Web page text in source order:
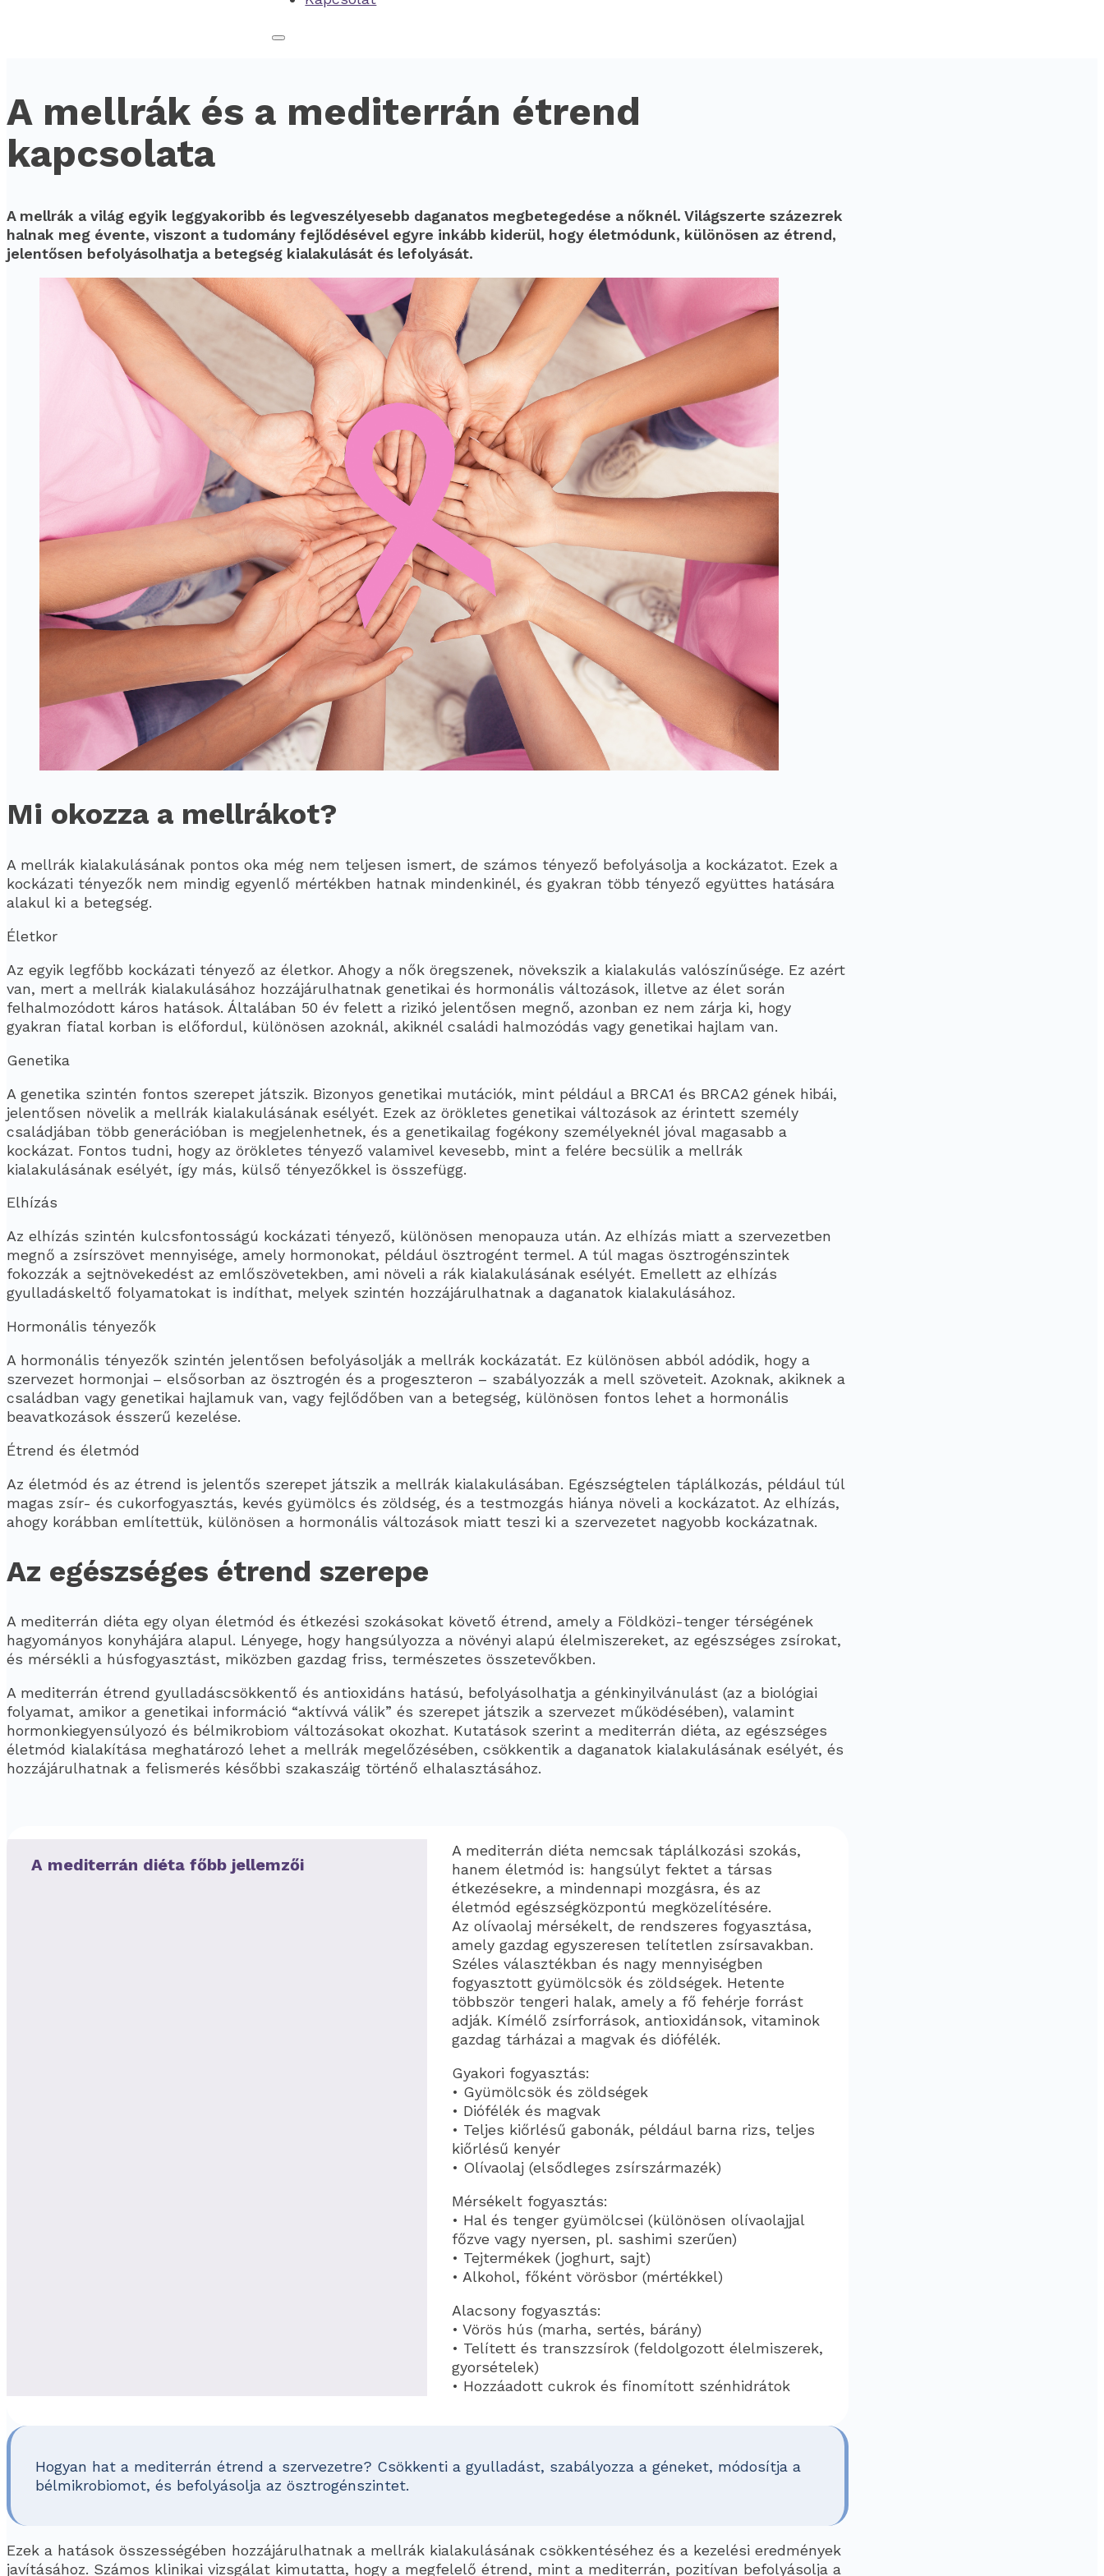
A mellrák és a mediterrán étrend
kapcsolata
A mellrák a világ egyik leggyakoribb és legveszélyesebb daganatos megbetegedése a nőknél. Világszerte százezrek
halnak meg évente, viszont a tudomány fejlődésével egyre inkább kiderül, hogy életmódunk, különösen az étrend,
jelentősen befolyásolhatja a betegség kialakulását és lefolyását.
Mi okozza a mellrákot?
A mellrák kialakulásának pontos oka még nem teljesen ismert, de számos tényező befolyásolja a kockázatot. Ezek a
kockázati tényezők nem mindig egyenlő mértékben hatnak mindenkinél, és gyakran több tényező együttes hatására
alakul ki a betegség.
Életkor
Az egyik legfőbb kockázati tényező az életkor. Ahogy a nők öregszenek, növekszik a kialakulás valószínűsége. Ez azért
van, mert a mellrák kialakulásához hozzájárulhatnak genetikai és hormonális változások, illetve az élet során
felhalmozódott káros hatások. Általában 50 év felett a rizikó jelentősen megnő, azonban ez nem zárja ki, hogy
gyakran fiatal korban is előfordul, különösen azoknál, akiknél családi halmozódás vagy genetikai hajlam van.
Genetika
A genetika szintén fontos szerepet játszik. Bizonyos genetikai mutációk, mint például a BRCA1 és BRCA2 gének hibái,
jelentősen növelik a mellrák kialakulásának esélyét. Ezek az örökletes genetikai változások az érintett személy
családjában több generációban is megjelenhetnek, és a genetikailag fogékony személyeknél jóval magasabb a
kockázat. Fontos tudni, hogy az örökletes tényező valamivel kevesebb, mint a felére becsülik a mellrák
kialakulásának esélyét, így más, külső tényezőkkel is összefügg.
Elhízás
Az elhízás szintén kulcsfontosságú kockázati tényező, különösen menopauza után. Az elhízás miatt a szervezetben
megnő a zsírszövet mennyisége, amely hormonokat, például ösztrogént termel. A túl magas ösztrogénszintek
fokozzák a sejtnövekedést az emlőszövetekben, ami növeli a rák kialakulásának esélyét. Emellett az elhízás
gyulladáskeltő folyamatokat is indíthat, melyek szintén hozzájárulhatnak a daganatok kialakulásához.
Hormonális tényezők
A hormonális tényezők szintén jelentősen befolyásolják a mellrák kockázatát. Ez különösen abból adódik, hogy a
szervezet hormonjai – elsősorban az ösztrogén és a progeszteron – szabályozzák a mell szöveteit. Azoknak, akiknek a
családban vagy genetikai hajlamuk van, vagy fejlődőben van a betegség, különösen fontos lehet a hormonális
beavatkozások ésszerű kezelése.
Étrend és életmód
Az életmód és az étrend is jelentős szerepet játszik a mellrák kialakulásában. Egészségtelen táplálkozás, például túl
magas zsír- és cukorfogyasztás, kevés gyümölcs és zöldség, és a testmozgás hiánya növeli a kockázatot. Az elhízás,
ahogy korábban említettük, különösen a hormonális változások miatt teszi ki a szervezetet nagyobb kockázatnak.
Az egészséges étrend szerepe
A mediterrán diéta egy olyan életmód és étkezési szokásokat követő étrend, amely a Földközi-tenger térségének
hagyományos konyhájára alapul. Lényege, hogy hangsúlyozza a növényi alapú élelmiszereket, az egészséges zsírokat,
és mérsékli a húsfogyasztást, miközben gazdag friss, természetes összetevőkben.
A mediterrán étrend gyulladáscsökkentő és antioxidáns hatású, befolyásolhatja a génkinyilvánulást (az a biológiai
folyamat, amikor a genetikai információ “aktívvá válik” és szerepet játszik a szervezet működésében), valamint
hormonkiegyensúlyozó és bélmikrobiom változásokat okozhat. Kutatások szerint a mediterrán diéta, az egészséges
életmód kialakítása meghatározó lehet a mellrák megelőzésében, csökkentik a daganatok kialakulásának esélyét, és
hozzájárulhatnak a felismerés későbbi szakaszáig történő elhalasztásához.
A mediterrán diéta főbb jellemzői
A mediterrán diéta nemcsak táplálkozási szokás,
hanem életmód is: hangsúlyt fektet a társas
étkezésekre, a mindennapi mozgásra, és az
életmód egészségközpontú megközelítésére.
Az olívaolaj mérsékelt, de rendszeres fogyasztása,
amely gazdag egyszeresen telítetlen zsírsavakban.
Széles választékban és nagy mennyiségben
fogyasztott gyümölcsök és zöldségek. Hetente
többször tengeri halak, amely a fő fehérje forrást
adják. Kímélő zsírforrások, antioxidánsok, vitaminok
gazdag tárházai a magvak és diófélék.
Gyakori fogyasztás:
• Gyümölcsök és zöldségek
• Diófélék és magvak
• Teljes kiőrlésű gabonák, például barna rizs, teljes
kiőrlésű kenyér
• Olívaolaj (elsődleges zsírszármazék)
Mérsékelt fogyasztás:
• Hal és tenger gyümölcsei (különösen olívaolajjal
főzve vagy nyersen, pl. sashimi szerűen)
• Tejtermékek (joghurt, sajt)
• Alkohol, főként vörösbor (mértékkel)
Alacsony fogyasztás:
• Vörös hús (marha, sertés, bárány)
• Telített és transzzsírok (feldolgozott élelmiszerek,
gyorsételek)
• Hozzáadott cukrok és finomított szénhidrátok
Hogyan hat a mediterrán étrend a szervezetre? Csökkenti a gyulladást, szabályozza a géneket, módosítja a
bélmikrobiomot, és befolyásolja az ösztrogénszintet.
Ezek a hatások összességében hozzájárulhatnak a mellrák kialakulásának csökkentéséhez és a kezelési eredmények
javításához. Számos klinikai vizsgálat kimutatta, hogy a megfelelő étrend, mint a mediterrán, pozitívan befolyásolja a